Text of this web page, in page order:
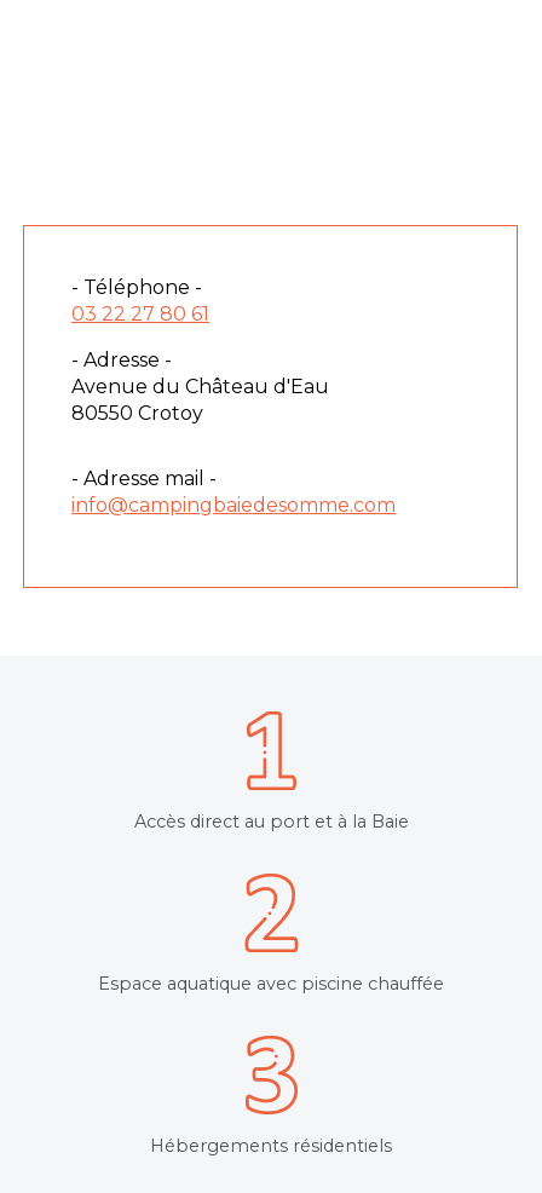
Accès direct au port et à la Baie
Espace aquatique avec piscine chauffée
Hébergements résidentiels
- Téléphone -
03 22 27 80 61
- Adresse -
Avenue du Château d'Eau
80550 Crotoy
- Adresse mail -
info@campingbaiedesomme.com